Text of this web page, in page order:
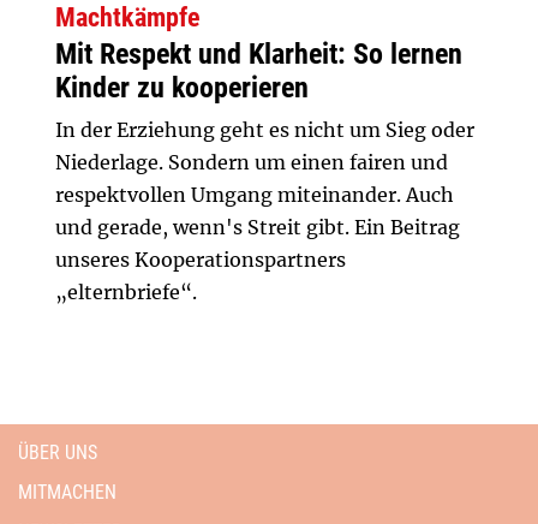
Machtkämpfe
Mit Respekt und Klarheit: So lernen
Kinder zu kooperieren
In der Erziehung geht es nicht um Sieg oder
Niederlage. Sondern um einen fairen und
respektvollen Umgang miteinander. Auch
und gerade, wenn's Streit gibt. Ein Beitrag
unseres Kooperationspartners
„elternbriefe“.
ÜBER UNS
MITMACHEN